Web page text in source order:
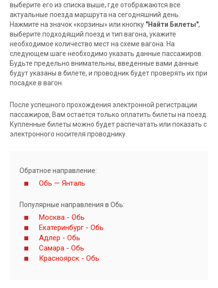
выберите его из списка выше, где отображаются все
актуальные поезда маршрута на сегодняшний день.
Нажмите на значок «корзины» или кнопку "Найти Билеты",
выберите подходящий поезд и тип вагона, укажите
необходимое количество мест на схеме вагона. На
следующем шаге необходимо указать данные пассажиров.
Будьте предельно внимательны, введенные вами данные
будут указаны в билете, и проводник будет проверять их при
посадке в вагон.
После успешного прохождения электронной регистрации
пассажиров, Вам остается только оплатить билеты на поезд.
Купленные билеты можно будет распечатать или показать с
электронного носителя проводнику.
Обратное направление:
Обь — Янталь
Популярные направления в Обь:
Москва - Обь
Екатеринбург - Обь
Адлер - Обь
Самара - Обь
Красноярск - Обь